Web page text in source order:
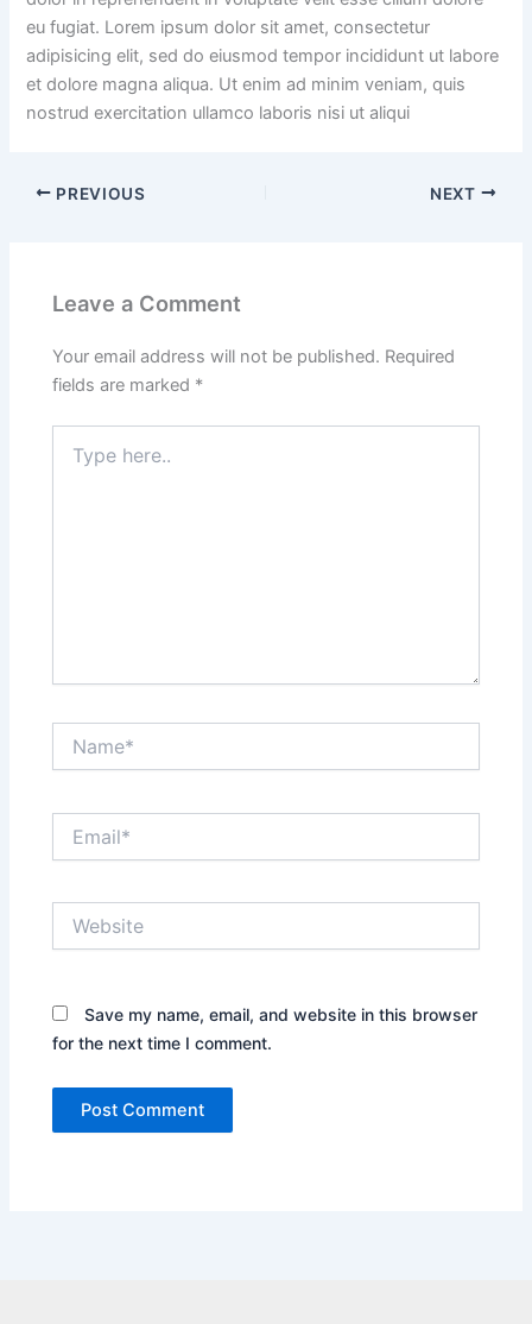
eu fugiat. Lorem ipsum dolor sit amet, consectetur
adipisicing elit, sed do eiusmod tempor incididunt ut labore
et dolore magna aliqua. Ut enim ad minim veniam, quis
nostrud exercitation ullamco laboris nisi ut aliqui
PREVIOUS NEXT
Leave a Comment
Your email address will not be published. Required
fields are marked *
here..
Save my name, email, and website in this browser
for the next time I comment.